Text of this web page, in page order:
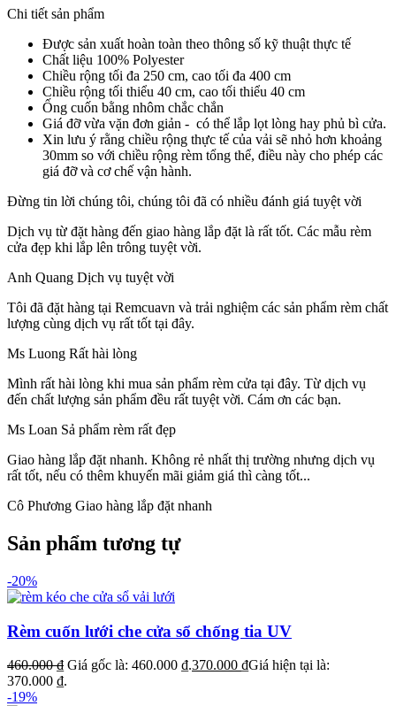
Chi tiết sản phẩm
Được sản xuất hoàn toàn theo thông số kỹ thuật thực tế
Chất liệu 100% Polyester
Chiều rộng tối đa 250 cm, cao tối đa 400 cm
Chiều rộng tối thiểu 40 cm, cao tối thiểu 40 cm
Ống cuốn bằng nhôm chắc chắn
Giá đỡ vừa vặn đơn giản - có thể lắp lọt lòng hay phủ bì cửa.
Xin lưu ý rằng chiều rộng thực tế của vải sẽ nhỏ hơn khoảng
30mm so với chiều rộng rèm tổng thể, điều này cho phép các
giá đỡ và cơ chế vận hành.
Đừng tin lời chúng tôi, chúng tôi đã có nhiều đánh giá tuyệt vời
Dịch vụ từ đặt hàng đến giao hàng lắp đặt là rất tốt. Các mẫu rèm
cửa đẹp khi lắp lên trông tuyệt vời.
Anh Quang Dịch vụ tuyệt vời
Tôi đã đặt hàng tại Remcuavn và trải nghiệm các sản phẩm rèm chất
lượng cùng dịch vụ rất tốt tại đây.
Ms Luong Rất hài lòng
Mình rất hài lòng khi mua sản phẩm rèm cửa tại đây. Từ dịch vụ
đến chất lượng sản phẩm đều rất tuyệt vời. Cám ơn các bạn.
Ms Loan Sả phẩm rèm rất đẹp
Giao hàng lắp đặt nhanh. Không rẻ nhất thị trường nhưng dịch vụ
rất tốt, nếu có thêm khuyến mãi giảm giá thì càng tốt...
Cô Phương Giao hàng lắp đặt nhanh
Sản phẩm tương tự
-20%
Rèm cuốn lưới che cửa sổ chống tia UV
460.000₫ Giá gốc là: 460.000 ₫.370.000 ₫Giá hiện tại là:
370.000 ₫.
-19%